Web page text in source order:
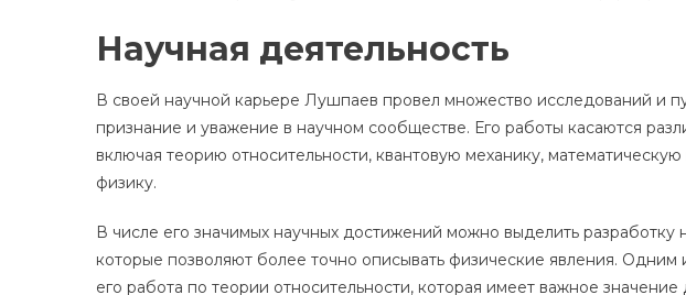
Научная деятельность
В своей научной карьере Лушпаев провел множество исследований и
признание и уважение в научном сообществе. Его работы касаются
включая теорию относительности, квантовую механику,
физику.
В числе его значимых научных достижений можно выделить разработку
которые позволяют более точно описывать физические явления. Одним
его работа по теории относительности, которая имеет важное